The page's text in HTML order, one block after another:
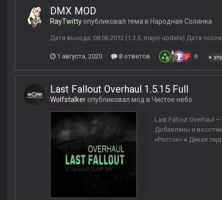
DMX MOD
RayTwitty опубликовал тема в Народная Солянка
Дата выхода: 08.06.2012 (1.3.5, major-update) Дата
1 августа, 2020 8 ответов 6
Last Fallout Overhaul 1.5.15 Full
Wolfstalker опубликовал мод в Чистое небо
Last Fallout Overhaul
Добавлены и
«Росток» и Дикая